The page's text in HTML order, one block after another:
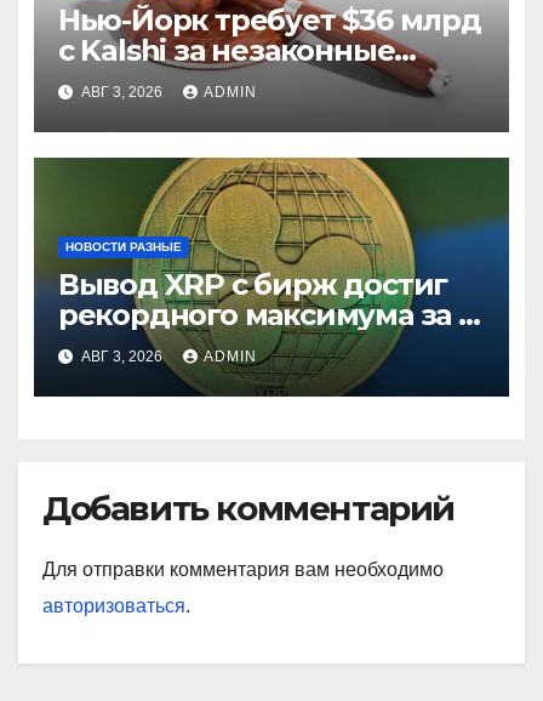
Нью-Йорк требует $36 млрд
с Kalshi за незаконные
ставки
АВГ 3, 2026 ADMIN
НОВОСТИ РАЗНЫЕ
Вывод XRP с бирж достиг
рекордного максимума за 5
летАВГ 3, 2026 ADMIN
Добавить комментарий
Для отправки комментария вам необходимо
авторизоваться.